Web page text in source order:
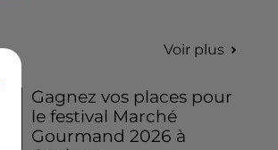
Voir plus
Gagnez vos places pour
le festival Marché
Gourmand 2026 à